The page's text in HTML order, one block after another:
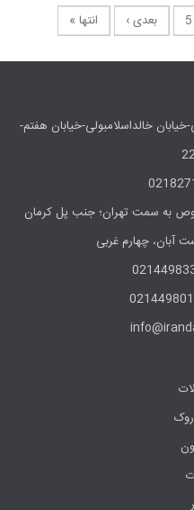
5 بعدی › انتها »
خالداسلامبولی-خیابان هفتم-
جاده مخصوص به سمت تهران؛ جنب پل کرمان